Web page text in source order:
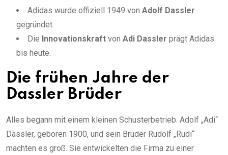
Adidas wurde offiziell 1949 von Adolf Dassler
gegründet.
Die Innovationskraft von Adi Dassler prägt Adidas
bis heute.
Die frühen Jahre der
Dassler Brüder
Alles begann mit einem kleinen Schusterbetrieb. Adolf „Adi“
Dassler, geboren 1900, und sein Bruder Rudolf „Rudi“
machten es groß. Sie entwickelten die Firma zu einer